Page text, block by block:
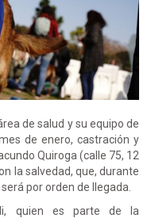
de salud y su equipo de
de enero, castración y
Quiroga (calle 75, 12
la salvedad, que, durante
por orden de llegada.
quien es parte de la